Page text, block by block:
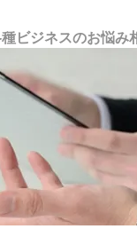
ビジネスのお悩み